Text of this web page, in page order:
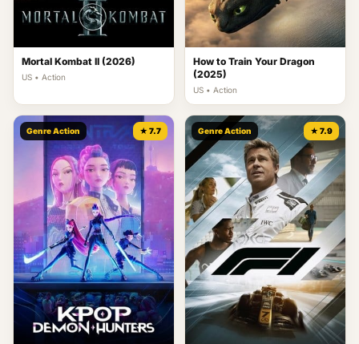
Mortal Kombat II (2026)
US • Action
How to Train Your Dragon
(2025)
US • Action
Genre Action ★ 7.7 Genre Action ★ 7.9